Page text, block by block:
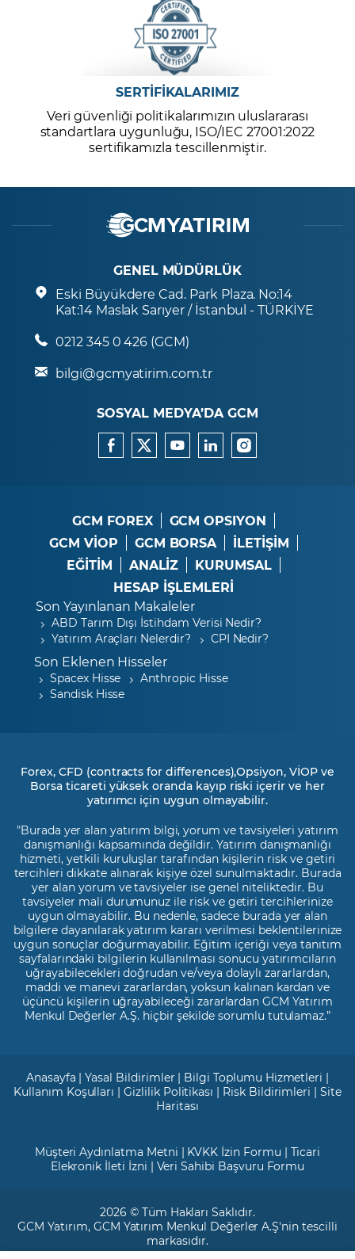
SERTİFİKALARIMIZ
Veri güvenliği politikalarımızın uluslararası
standartlara uygunluğu, ISO/IEC 27001:2022
sertifikamızla tescillenmiştir.
GENEL MÜDÜRLÜK
Eski Büyükdere Cad. Park Plaza. No:14
Kat:14 Maslak Sarıyer / İstanbul - TÜRKİYE
0212 345 0 426 (GCM)
bilgi@gcmyatirim.com.tr
SOSYAL MEDYA’DA GCM
GCM FOREX
GCM OPSIYON
GCM VİOP
GCM BORSA
İLETİŞİM
EĞİTİM
ANALİZ
KURUMSAL
HESAP İŞLEMLERİ
Son Yayınlanan Makaleler
ABD Tarım Dışı İstihdam Verisi Nedir?
Yatırım Araçları Nelerdir?
CPI Nedir?
Son Eklenen Hisseler
Spacex Hisse
Anthropic Hisse
Sandisk Hisse
Forex, CFD (contracts for differences),Opsiyon, VİOP ve
Borsa ticareti yüksek oranda kayıp riski içerir ve her
yatırımcı için uygun olmayabilir.
"Burada yer alan yatırım bilgi, yorum ve tavsiyeleri yatırım
danışmanlığı kapsamında değildir. Yatırım danışmanlığı
hizmeti, yetkili kuruluşlar tarafından kişilerin risk ve getiri
tercihleri dikkate alınarak kişiye özel sunulmaktadır. Burada
yer alan yorum ve tavsiyeler ise genel niteliktedir. Bu
tavsiyeler mali durumunuz ile risk ve getiri tercihlerinize
uygun olmayabilir. Bu nedenle, sadece burada yer alan
bilgilere dayanılarak yatırım kararı verilmesi beklentilerinize
uygun sonuçlar doğurmayabilir. Eğitim içeriği veya tanıtım
sayfalarındaki bilgilerin kullanılması sonucu yatırımcıların
uğrayabilecekleri doğrudan ve/veya dolaylı zararlardan,
maddi ve manevi zararlardan, yoksun kalınan kardan ve
üçüncü kişilerin uğrayabileceği zararlardan GCM Yatırım
Menkul Değerler A.Ş. hiçbir şekilde sorumlu tutulamaz.”
Anasayfa |Yasal Bildirimler | Bilgi Toplumu Hizmetleri |
Kullanım Koşulları |Gizlilik Politikası | Risk Bildirimleri |Site
Haritası
Müşteri Aydınlatma Metni | KVKK İzin Formu | Ticari
Elekronik İleti İzni | Veri Sahibi Başvuru Formu
2026 © Tüm Hakları Saklıdır.
GCM Yatırım, GCM Yatırım Menkul Değerler A.Ş'nin tescilli
markasıdır.